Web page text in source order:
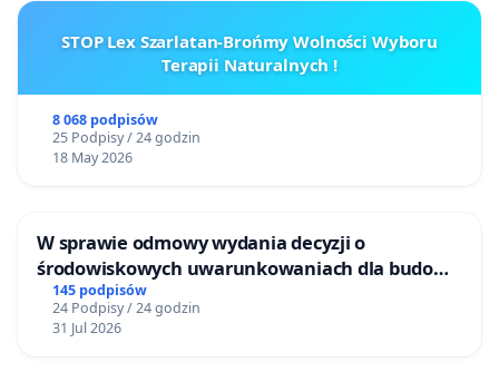
STOP Lex Szarlatan-Brońmy Wolności Wyboru
Terapii Naturalnych !
8 068 podpisów
25 Podpisy / 24 godzin
18 May 2026
W sprawie odmowy wydania decyzji o
środowiskowych uwarunkowaniach dla budowy
zakładu wytwarzania biometanu „Krynki” w
Ostrowiu Południowym oraz ochrony
mieszkańców i Puszczy Knyszyńskiej
145 podpisów
24 Podpisy / 24 godzin
31 Jul 2026